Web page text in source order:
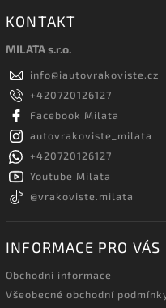
KONTAKT
MILATA s.r.o.
info@iautovrakoviste.cz
+420720126127
Facebook Milata
autovrakoviste_milata
+420720126127
Youtube Milata
@vrakoviste.milata
INFORMACE PRO VÁS
Obchodní informace
Všeobecné obchodní